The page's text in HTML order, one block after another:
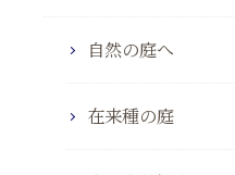
自然の庭へ
在来種の庭